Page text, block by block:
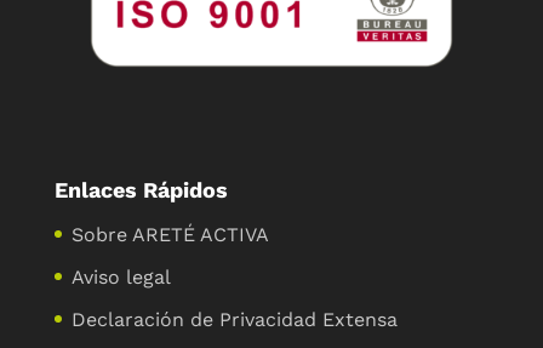
Enlaces Rápidos
Sobre ARETÉ ACTIVA
Aviso legal
Declaración de Privacidad Extensa